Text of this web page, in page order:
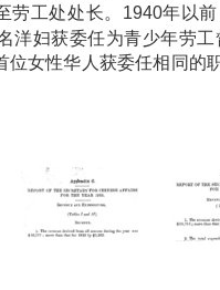
劳工处处长。1940年以
洋妇获委任为青少年劳
女性华人获委任相同的职